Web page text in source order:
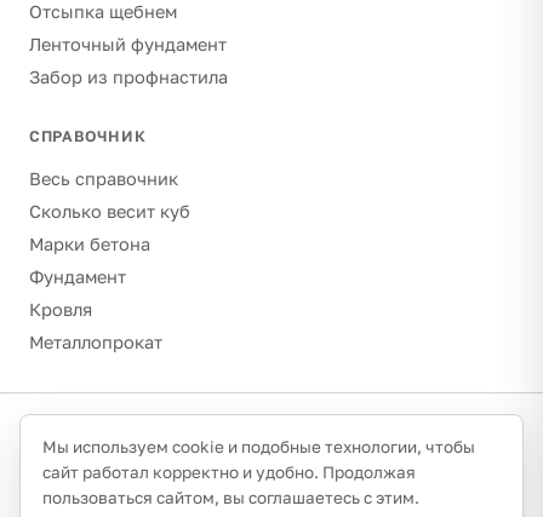
Отсыпка щебнем
Ленточный фундамент
Забор из профнастила
СПРАВОЧНИК
Весь справочник
Сколько весит куб
Марки бетона
Фундамент
Кровля
Металлопрокат
Разработка отиванов.сайт
О проекте и контактыПолитика конфиденциальности
Обработка персональных данных
Мы используем cookie и подобные технологии, чтобы
сайт работал корректно и удобно. Продолжая
пользоваться сайтом, вы соглашаетесь с этим.